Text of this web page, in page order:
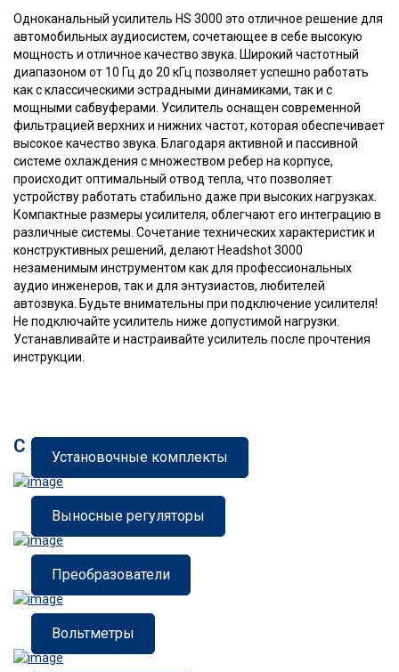
Одноканальный усилитель HS 3000 это отличное решение для
автомобильных аудиосистем, сочетающее в себе высокую
мощность и отличное качество звука. Широкий частотный
диапазоном от 10 Гц до 20 кГц позволяет успешно работать
как с классическими эстрадными динамиками, так и с
мощными сабвуферами. Усилитель оснащен современной
фильтрацией верхних и нижних частот, которая обеспечивает
высокое качество звука. Благодаря активной и пассивной
системе охлаждения с множеством ребер на корпусе,
происходит оптимальный отвод тепла, что позволяет
устройству работать стабильно даже при высоких нагрузках.
Компактные размеры усилителя, облегчают его интеграцию в
различные системы. Сочетание технических характеристик и
конструктивных решений, делают Headshot 3000
незаменимым инструментом как для профессиональных
аудио инженеров, так и для энтузиастов, любителей
автозвука. Будьте внимательны при подключение усилителя!
Не подключайте усилитель ниже допустимой нагрузки.
Устанавливайте и настраивайте усилитель после прочтения
инструкции.
С этим товаром покупают
Установочные комплекты
Выносные регуляторы
Преобразователи
Вольтметры